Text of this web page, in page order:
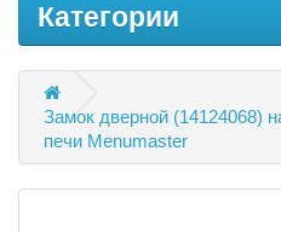
Категории
Замок дверной (14124068)
печи Menumaster